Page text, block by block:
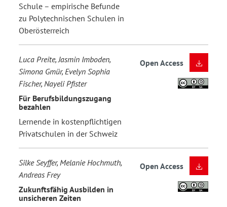
Schule – empirische Befunde
zu Polytechnischen Schulen in
Oberösterreich
Luca Preite, Jasmin Imboden,
Simona Gmür, Evelyn Sophia
Fischer, Nayeli Pfister
Für Berufsbildungszugang
bezahlen
Lernende in kostenpflichtigen
Privatschulen in der Schweiz
Open Access
Silke Seyffer, Melanie Hochmuth,
Andreas Frey
Zukunftsfähig Ausbilden in
unsicheren Zeiten
Open Access